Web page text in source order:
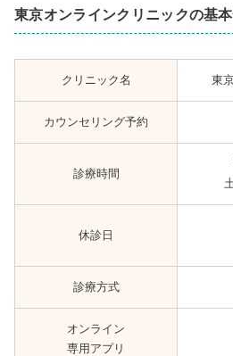
東京オンラインクリニックの基
クリニック名 東
カウンセリング予約
診療時間
休診日
診療方式
オンライン
専用アプリ